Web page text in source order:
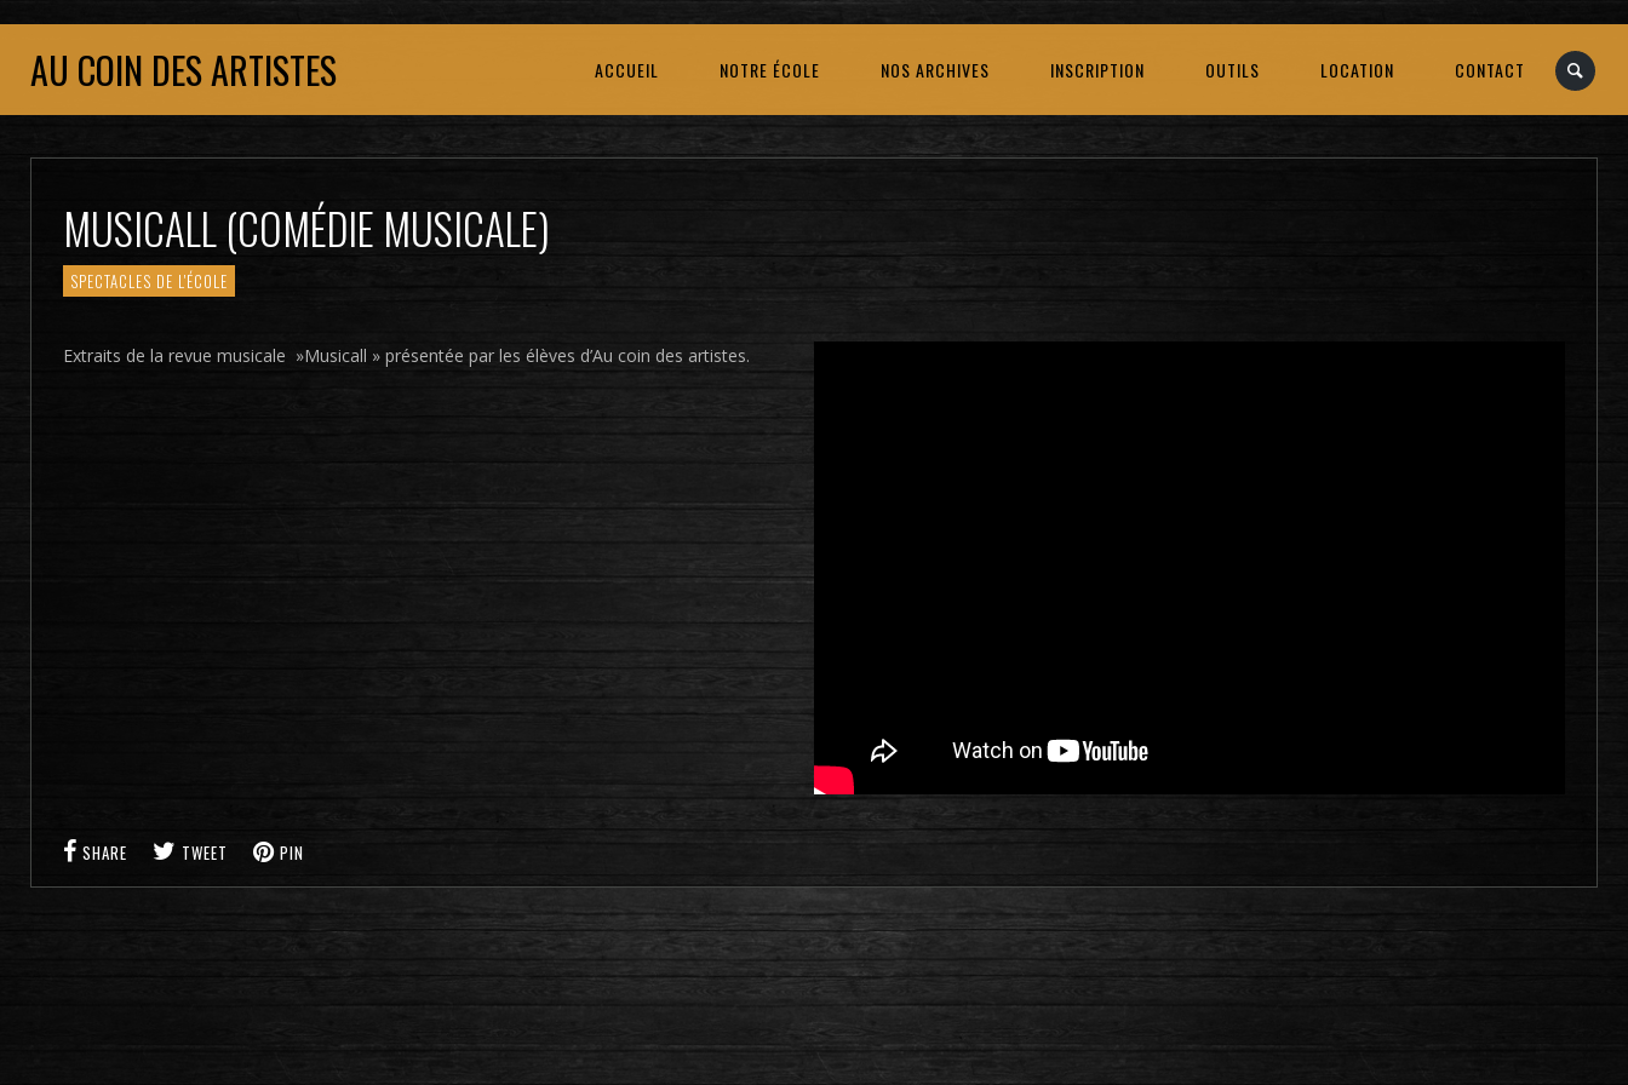
AU COIN DES ARTISTES ACCUEIL NOTRE ÉCOLE NOS ARCHIVES INSCRIPTION OUTILS LOCATION CONTACT
MUSICALL (COMÉDIE MUSICALE)
SPECTACLES DE L'ÉCOLE
Extraits de la revue musicale »Musicall » présentée par les élèves d’Au coin des artistes.
SHARE TWEET PIN